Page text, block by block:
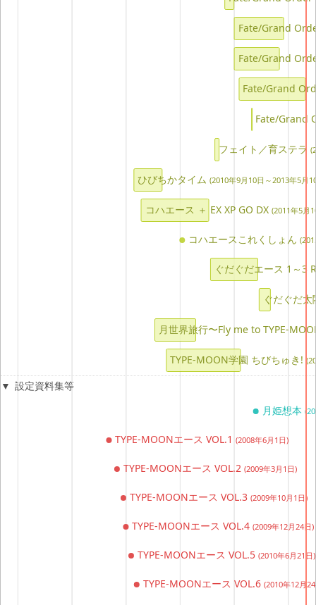
Fate/Grand
Fate/Grand
Fate/Grand
Fate/Grand
フェイト／育ステラ
ひびちかタイム(2010年9月10日～2013年5月
コハエース ＋ EX XP GO DX (2011年5月
コハエースこれくしょん
ぐだぐだエース 1～3
ぐだぐだ
月世界旅行〜Fly me to TYPE-
TYPE-MOON学園 ちびちゅき!
月姫想本
TYPE-MOONエース VOL.1(2008年6月1日)
TYPE-MOONエース VOL.2 (2009年3月1日)
TYPE-MOONエース VOL.3 (2009年10月1日)
TYPE-MOONエース VOL.4(2009年12月24日)
TYPE-MOONエース VOL.5 (2010年6月21日)
TYPE-MOONエース VOL.6 (2010年12月
設定資料集等